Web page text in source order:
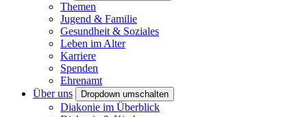
Themen
Jugend & Familie
Gesundheit & Soziales
Leben im Alter
Karriere
Spenden
Ehrenamt
Über uns
Dropdown umschalten
Diakonie im Überblick